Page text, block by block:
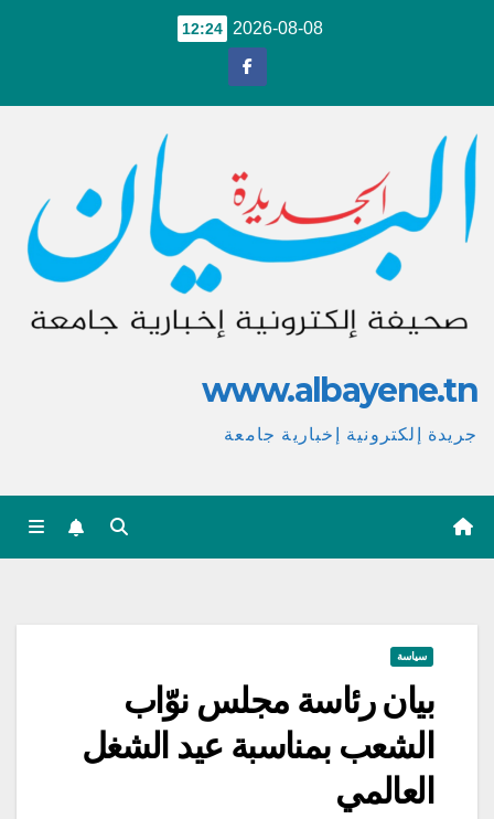
2026-08-08
12:24
www.albayene.tn
جريدة إلكترونية إخبارية جامعة
سياسة
بيان رئاسة مجلس نوّاب
الشعب بمناسبة عيد الشغل
العالمي